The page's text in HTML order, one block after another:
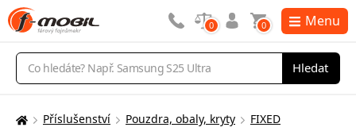
Vyhledávání
Hledat
0 0 Menu
Zde
Příslušenství Pouzdra, obaly, kryty FIXED